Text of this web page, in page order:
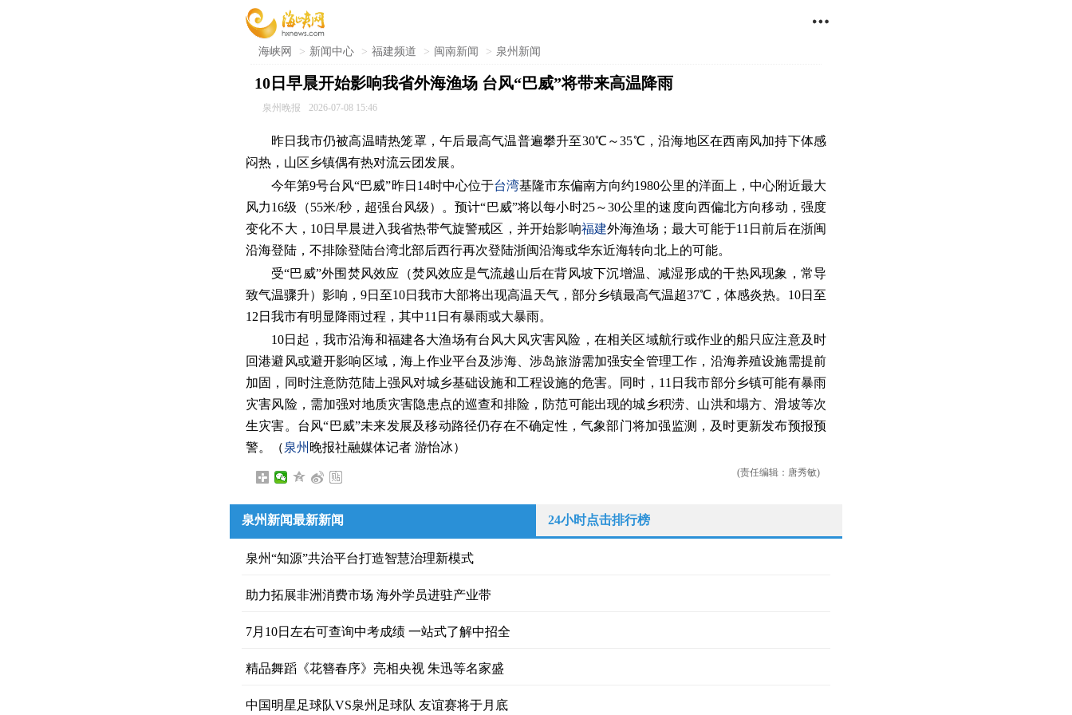

海峡网 > 新闻中心 > 福建频道 > 闽南新闻 > 泉州新闻
10日早晨开始影响我省外海渔场 台风“巴威”将带来高温降雨
泉州晚报 2026-07-08 15:46
昨日我市仍被高温晴热笼罩，午后最高气温普遍攀升至30℃～35℃，沿海地区在西南风加持下体感
闷热，山区乡镇偶有热对流云团发展。
今年第9号台风“巴威”昨日14时中心位于台湾基隆市东偏南方向约1980公里的洋面上，中心附近最大
风力16级（55米/秒，超强台风级）。预计“巴威”将以每小时25～30公里的速度向西偏北方向移动，强度
变化不大，10日早晨进入我省热带气旋警戒区，并开始影响福建外海渔场；最大可能于11日前后在浙闽
沿海登陆，不排除登陆台湾北部后西行再次登陆浙闽沿海或华东近海转向北上的可能。
受“巴威”外围焚风效应（焚风效应是气流越山后在背风坡下沉增温、减湿形成的干热风现象，常导
致气温骤升）影响，9日至10日我市大部将出现高温天气，部分乡镇最高气温超37℃，体感炎热。10日至
12日我市有明显降雨过程，其中11日有暴雨或大暴雨。
10日起，我市沿海和福建各大渔场有台风大风灾害风险，在相关区域航行或作业的船只应注意及时
回港避风或避开影响区域，海上作业平台及涉海、涉岛旅游需加强安全管理工作，沿海养殖设施需提前
加固，同时注意防范陆上强风对城乡基础设施和工程设施的危害。同时，11日我市部分乡镇可能有暴雨
灾害风险，需加强对地质灾害隐患点的巡查和排险，防范可能出现的城乡积涝、山洪和塌方、滑坡等次
生灾害。台风“巴威”未来发展及移动路径仍存在不确定性，气象部门将加强监测，及时更新发布预报预
警。（泉州 晚报社融媒体记者 游怡冰）
(责任编辑：唐秀敏)
泉州新闻最新新闻 24小时点击排行榜
泉州“知源”共治平台打造智慧治理新模式
助力拓展非洲消费市场 海外学员进驻产业带
7月10日左右可查询中考成绩 一站式了解中招全
精品舞蹈《花簪春序》亮相央视 朱迅等名家盛
中国明星足球队VS泉州足球队 友谊赛将于月底